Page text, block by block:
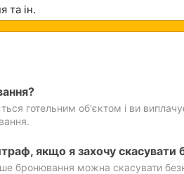
готельним об'єктом і ви
якщо я захочу скасувати
бронювання можна скасувати